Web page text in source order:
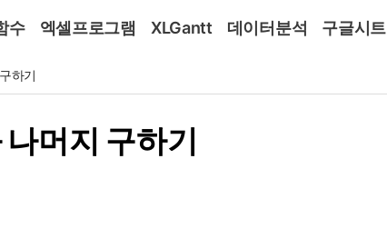
수 엑셀프로그램 XLGantt 데이터분석 구글시트
하기
머지 구하기